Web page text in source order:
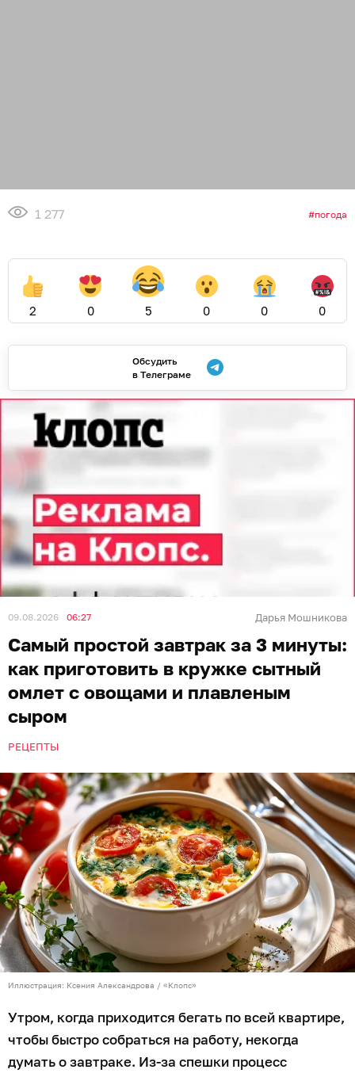
1 277 погода
2 0 5 0 0 0
Обсудить
в Телеграме
09.08.2026 06:27 Дарья Мошникова
Самый простой завтрак за 3 минуты:
как приготовить в кружке сытный
омлет с овощами и плавленым
сыром
РЕЦЕПТЫ
Иллюстрация: Ксения Александрова / «Клопс»
Утром, когда приходится бегать по всей квартире,
чтобы быстро собраться на работу, некогда
думать о завтраке. Из-за спешки процесс